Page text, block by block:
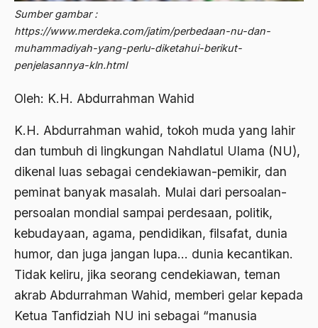
Sumber gambar :
https://www.merdeka.com/jatim/perbedaan-nu-dan-
muhammadiyah-yang-perlu-diketahui-berikut-
penjelasannya-kln.html
Oleh: K.H. Abdurrahman Wahid
K.H. Abdurrahman wahid, tokoh muda yang lahir
dan tumbuh di lingkungan Nahdlatul Ulama (NU),
dikenal luas sebagai cendekiawan-pemikir, dan
peminat banyak masalah. Mulai dari persoalan-
persoalan mondial sampai perdesaan, politik,
kebudayaan, agama, pendidikan, filsafat, dunia
humor, dan juga jangan lupa… dunia kecantikan.
Tidak keliru, jika seorang cendekiawan, teman
akrab Abdurrahman Wahid, memberi gelar kepada
Ketua Tanfidziah NU ini sebagai “manusia
2012
2011
2010
2009
2007
2006
2004
2003
2001
Abdi Masyarakat
abdul wahid hasyim
Abdullah Badawi
Abdullah Sungkar
Abdullah Syafi'i
Abdurrahman Addakhil
Abolisi
Aboulhasan Bani Sadr
abri
Abu AMrin Ibnu Alla'
Abu Bakar Ba’asyir